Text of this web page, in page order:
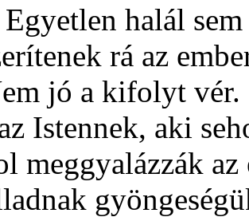
halál
rá az
jó a kifolyt vér.
Istennek, aki
meggyalázzák